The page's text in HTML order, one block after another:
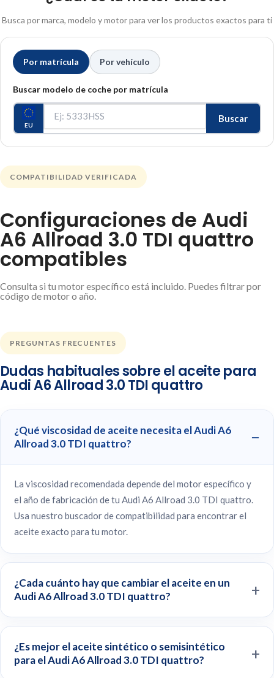
Busca por marca, modelo y motor para ver los productos exactos para ti
Por matrícula Por vehículo
Buscar modelo de coche por matrícula
EU
Buscar
COMPATIBILIDAD VERIFICADA
Configuraciones de Audi
A6 Allroad 3.0 TDI quattro
compatibles
Consulta si tu motor específico está incluido. Puedes filtrar por
código de motor o año.
PREGUNTAS FRECUENTES
Dudas habituales sobre el aceite para
Audi A6 Allroad 3.0 TDI quattro
¿Qué viscosidad de aceite necesita el Audi A6
Allroad 3.0 TDI quattro?
La viscosidad recomendada depende del motor específico y
el año de fabricación de tu Audi A6 Allroad 3.0 TDI quattro.
Usa nuestro buscador de compatibilidad para encontrar el
aceite exacto para tu motor.
¿Cada cuánto hay que cambiar el aceite en un
Audi A6 Allroad 3.0 TDI quattro?
¿Es mejor el aceite sintético o semisintético
para el Audi A6 Allroad 3.0 TDI quattro?